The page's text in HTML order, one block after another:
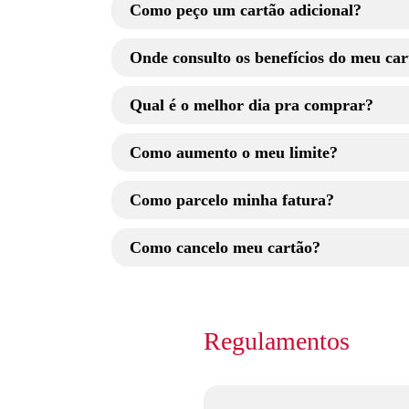
Como peço um cartão adicional?
Onde consulto os benefícios do meu
Qual é o melhor dia pra comprar?
Como aumento o meu limite?
Como parcelo minha fatura?
Ao pagar o valor exato indicado em
Como cancelo meu cartão?
Regulamentos